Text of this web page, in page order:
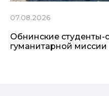
07.08.2026
Обнинские студенты-
гуманитарной миссии